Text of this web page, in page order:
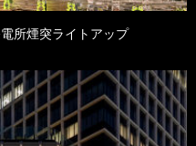
所煙突ライトアップ